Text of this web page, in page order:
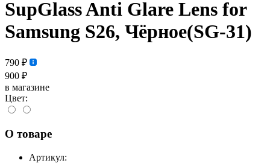
SupGlass Anti Glare Lens for
Samsung S26, Чёрное(SG-31)
790 ₽
900 ₽
в магазине
Цвет:
О товаре
Артикул: